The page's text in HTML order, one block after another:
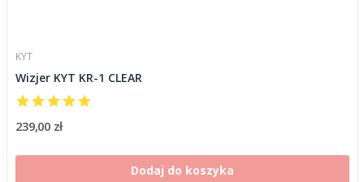
KYT
Wizjer KYT KR-1 CLEAR
239,00 zł
Dodaj do koszyka